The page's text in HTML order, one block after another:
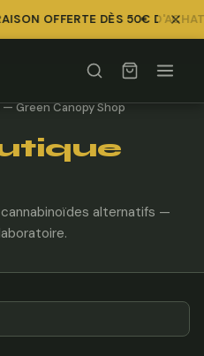
OFFERTE DÈS 50€ D'ACHAT
Green Canopy Shop
cannabinoïdes alternatifs —